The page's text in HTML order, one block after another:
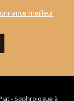
meilleur
- Sophrologue à